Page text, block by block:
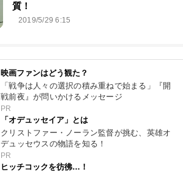
質！
2019/5/29 6:15
映画ファンはどう観た？
「戦争は人々の選択の積み重ねで始まる」『開
戦前夜』が問いかけるメッセージ
PR
「オデュッセイア」とは
クリストファー・ノーラン監督が挑む、英雄オ
デュッセウスの物語を知る！
PR
ヒッチコックを彷彿…！